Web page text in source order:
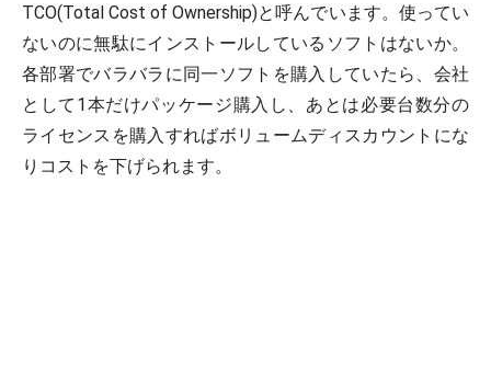
TCO(Total Cost of Ownership)と呼んでいます。使ってい
ないのに無駄にインストールしているソフトはないか。
各部署でバラバラに同一ソフトを購入していたら、会社
として1本だけパッケージ購入し、あとは必要台数分の
ライセンスを購入すればボリュームディスカウントにな
りコストを下げられます。